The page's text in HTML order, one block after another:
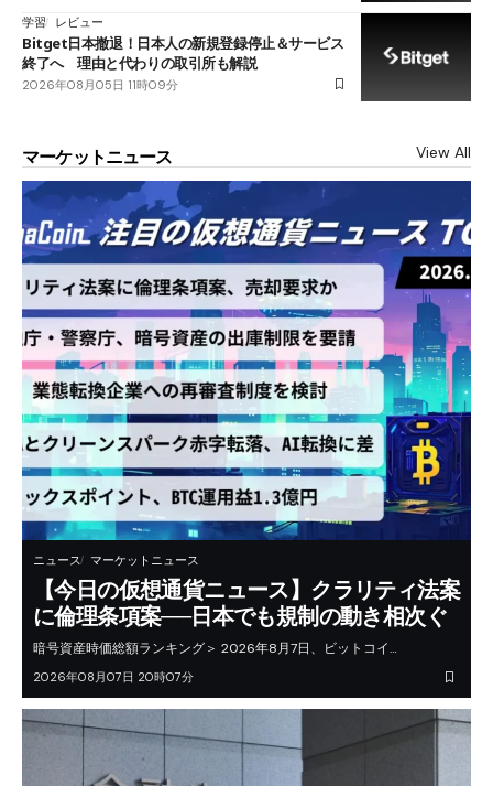
学習 レビュー
Bitget日本撤退！日本人の新規登録停止＆サービス
終了へ 理由と代わりの取引所も解説
2026年08月05日 11時09分
マーケットニュース View All
ニュース マーケットニュース
【今日の仮想通貨ニュース】クラリティ法案
に倫理条項案──日本でも規制の動き相次ぐ
暗号資産時価総額ランキング＞ 2026年8月7日、ビットコイ…
2026年08月07日 20時07分